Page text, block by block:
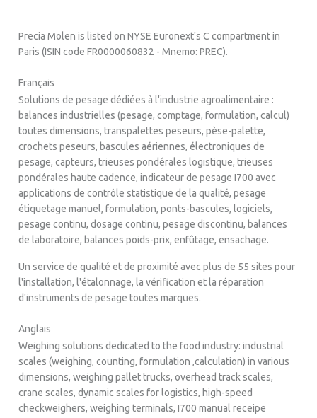
Precia Molen is listed on NYSE Euronext's C compartment in
Paris (ISIN code FR0000060832 - Mnemo: PREC).
Français
Solutions de pesage dédiées à l'industrie agroalimentaire :
balances industrielles (pesage, comptage, formulation, calcul)
toutes dimensions, transpalettes peseurs, pèse-palette,
crochets peseurs, bascules aériennes, électroniques de
pesage, capteurs, trieuses pondérales logistique, trieuses
pondérales haute cadence, indicateur de pesage I700 avec
applications de contrôle statistique de la qualité, pesage
étiquetage manuel, formulation, ponts-bascules, logiciels,
pesage continu, dosage continu, pesage discontinu, balances
de laboratoire, balances poids-prix, enfûtage, ensachage.
Un service de qualité et de proximité avec plus de 55 sites pour
l'installation, l'étalonnage, la vérification et la réparation
d'instruments de pesage toutes marques.
Anglais
Weighing solutions dedicated to the food industry: industrial
scales (weighing, counting, formulation ,calculation) in various
dimensions, weighing pallet trucks, overhead track scales,
crane scales, dynamic scales for logistics, high-speed
checkweighers, weighing terminals, I700 manual receipe